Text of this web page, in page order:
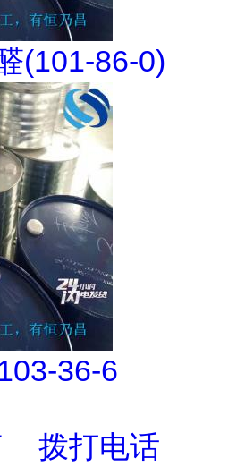
(101-86-0)
36-6
拨打电话